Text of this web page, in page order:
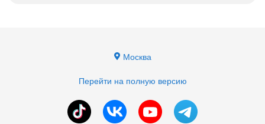
Москва
Перейти на полную версию